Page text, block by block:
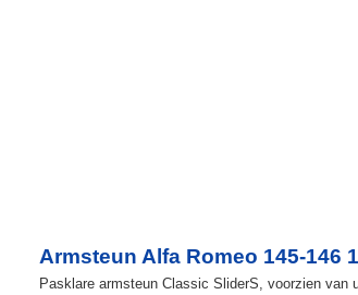
Armsteun Alfa Romeo 145-146
Pasklare armsteun Classic SliderS, voorzien